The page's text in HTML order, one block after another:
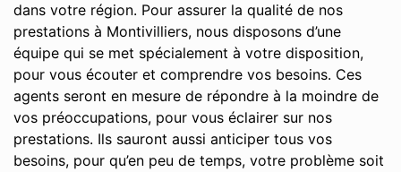
dans votre région. Pour assurer la qualité de nos
prestations à Montivilliers, nous disposons d’une
équipe qui se met spécialement à votre disposition,
pour vous écouter et comprendre vos besoins. Ces
agents seront en mesure de répondre à la moindre de
vos préoccupations, pour vous éclairer sur nos
prestations. Ils sauront aussi anticiper tous vos
besoins, pour qu’en peu de temps, votre problème soit